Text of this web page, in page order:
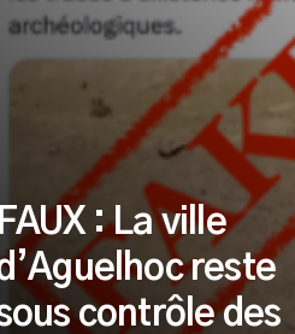
FAUX : La ville
reste
contrôle des